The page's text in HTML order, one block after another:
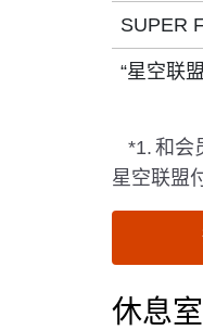
SUPER
“星空联
*1. 和会
星空联盟
休息